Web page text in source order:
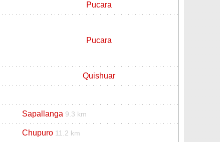
Pucara
Pucara
Quishuar
Sapallanga 9.3 km
Chupuro 11.2 km